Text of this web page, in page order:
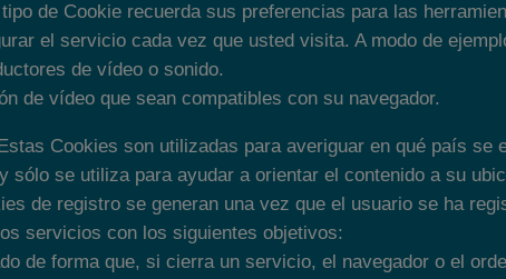
tipo de Cookie recuerda sus preferencias para las
el servicio cada vez que usted visita. A modo de
de vídeo o sonido.
de vídeo que sean compatibles con su navegador.
Estas Cookies son utilizadas para averiguar en qué país
sólo se utiliza para ayudar a orientar el contenido a su
de registro se generan una vez que el usuario se ha
servicios con los siguientes objetivos:
de forma que, si cierra un servicio, el navegador o el